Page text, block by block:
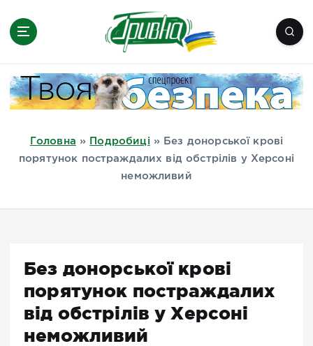
Миколаїв, Одеса, Мелітополь
Головна » Подробиці »
Без донорської крові
порятунок постраждалих від обстрілів у Херсоні
неможливий
Без донорської крові
порятунок постраждалих
від обстрілів у Херсоні
неможливий